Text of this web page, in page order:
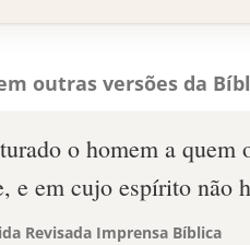
outras versões da
o homem a quem
e em cujo espírito não
Revisada Imprensa Bíblica